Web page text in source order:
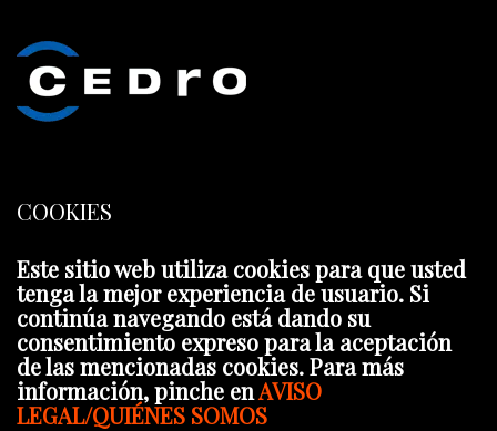
COOKIES
Este sitio web utiliza cookies para que usted
tenga la mejor experiencia de usuario. Si
continúa navegando está dando su
consentimiento expreso para la aceptación
de las mencionadas cookies. Para más
información, pinche enAVISO
LEGAL/QUIÉNES SOMOS